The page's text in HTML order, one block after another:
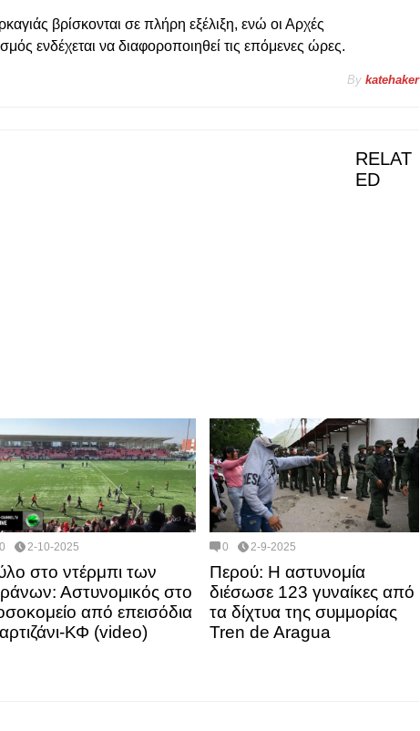
βρίσκονται σε πλήρη εξέλιξη, ενώ οι Αρχές
ενδέχεται να διαφοροποιηθεί τις επόμενες ώρες.
By katehaker
RELAT
ED
0 2-10-2025
στο ντέρμπι των
Αστυνομικός στο
από επεισόδια
ΚΦ (video)
0 2-9-2025
Περού: Η αστυνομία
διέσωσε 123 γυναίκες από
τα δίχτυα της συμμορίας
Tren de Aragua